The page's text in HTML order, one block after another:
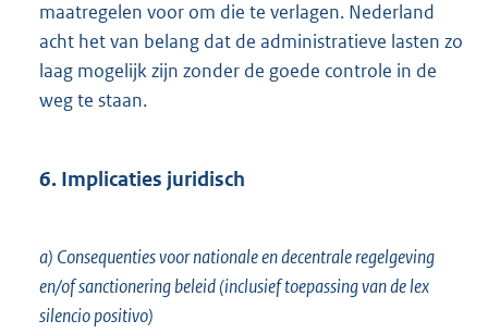
maatregelen voor om die te verlagen. Nederland
acht het van belang dat de administratieve lasten zo
laag mogelijk zijn zonder de goede controle in de
weg te staan.
6. Implicaties juridisch
a) Consequenties voor nationale en decentrale regelgeving
en/of sanctionering beleid (inclusief toepassing van de lex
silencio positivo)